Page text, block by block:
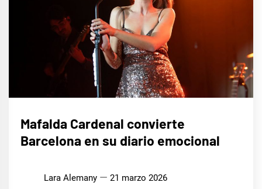
Mafalda Cardenal convierte
Barcelona en su diario emocional
Lara Alemany 21 marzo 2026